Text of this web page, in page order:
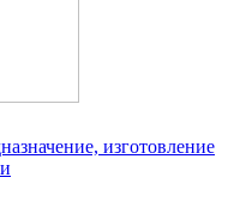
изготовление